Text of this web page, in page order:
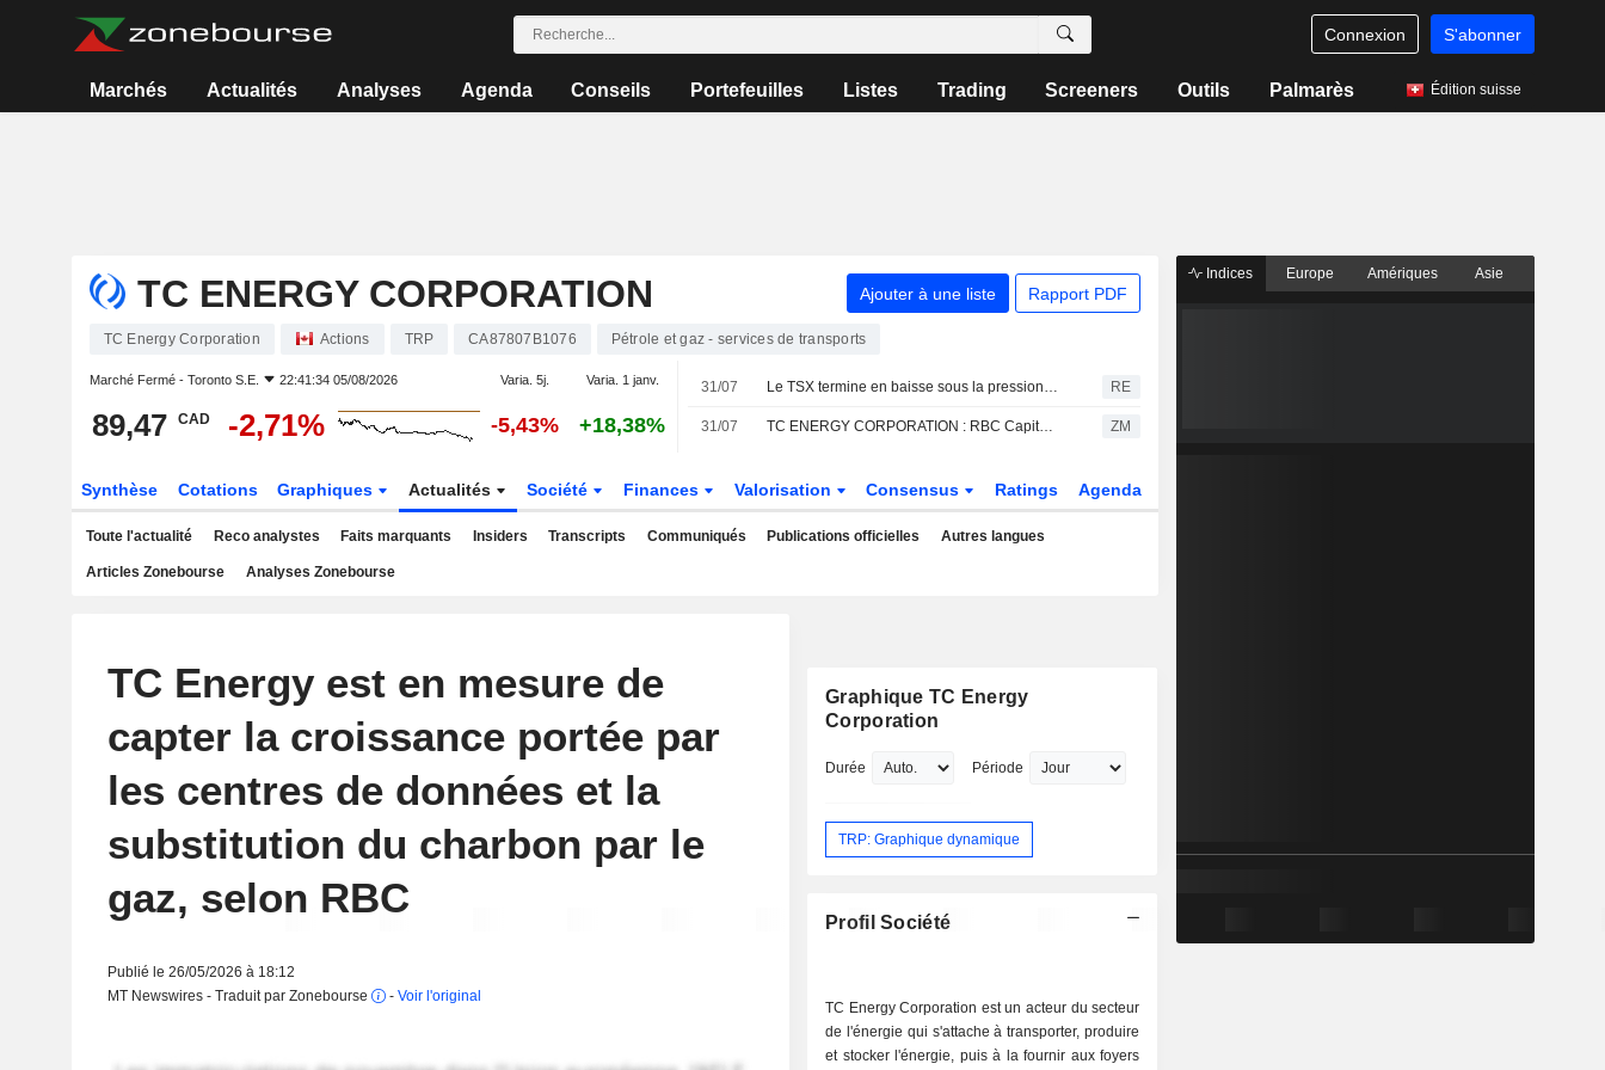
Connexion S'abonner
Marchés Actualités Analyses Agenda Conseils Portefeuilles Listes Trading Screeners Outils Palmarès Édition suisse
TC ENERGY CORPORATION Ajouter à une liste Rapport PDF
TC Energy Corporation Actions TRP CA87807B1076 Pétrole et gaz - services de transports
Marché Fermé - Toronto S.E. 22:41:34 05/08/2026 Varia. 5j. Varia. 1 janv.
89,47 CAD -2,71% -5,43% +18,38%
31/07 Le TSX termine en baisse sous la pression de l'or, mais signe un quatrième mois consécutif de gains RE
31/07 TC ENERGY CORPORATION : RBC Capital Markets persiste à l'achat ZM
Synthèse Cotations Graphiques Actualités Société Finances Valorisation Consensus Ratings Agenda
Toute l'actualité Reco analystes Faits marquants Insiders Transcripts Communiqués Publications officielles Autres langues
Articles Zonebourse Analyses Zonebourse
TC Energy est en mesure de
capter la croissance portée par
les centres de données et la
substitution du charbon par le
gaz, selon RBC
Publié le 26/05/2026 à 18:12
MT Newswires - Traduit par Zonebourse
- Voir l'original
Graphique TC Energy
Corporation
Durée Période
TRP: Graphique dynamique
Profil Société
TC Energy Corporation est un acteur du secteur
de l'énergie qui s'attache à transporter, produire
et stocker l'énergie, puis à la fournir aux foyers
Indices Europe Amériques Asie